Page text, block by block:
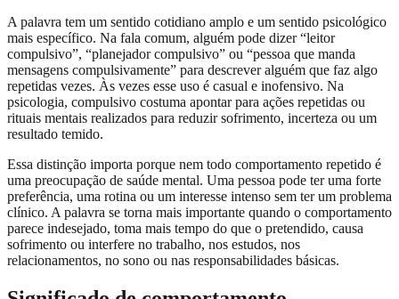
A palavra tem um sentido cotidiano amplo e um sentido psicológico
mais específico. Na fala comum, alguém pode dizer “leitor
compulsivo”, “planejador compulsivo” ou “pessoa que manda
mensagens compulsivamente” para descrever alguém que faz algo
repetidas vezes. Às vezes esse uso é casual e inofensivo. Na
psicologia, compulsivo costuma apontar para ações repetidas ou
rituais mentais realizados para reduzir sofrimento, incerteza ou um
resultado temido.
Essa distinção importa porque nem todo comportamento repetido é
uma preocupação de saúde mental. Uma pessoa pode ter uma forte
preferência, uma rotina ou um interesse intenso sem ter um problema
clínico. A palavra se torna mais importante quando o comportamento
parece indesejado, toma mais tempo do que o pretendido, causa
sofrimento ou interfere no trabalho, nos estudos, nos
relacionamentos, no sono ou nas responsabilidades básicas.